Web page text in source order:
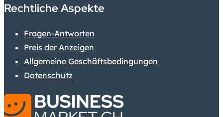
Rechtliche Aspekte
Fragen-Antworten
Preis der Anzeigen
Allgemeine Geschäftsbedingungen
Datenschutz